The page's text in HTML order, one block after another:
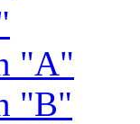
"A"
"B"